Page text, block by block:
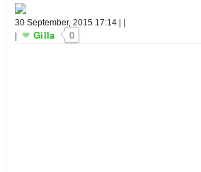
30 September, 2015 17:14
0
Gilla